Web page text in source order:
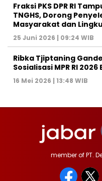
‎Fraksi PKS DPR RI
TNGHS, Dorong
Masyarakat dan
25 Juni 2026 | 09:24 WIB
Ribka Tjiptaning
Sosialisasi MPR RI
16 Mei 2026 | 13:48 WIB
member of PT.